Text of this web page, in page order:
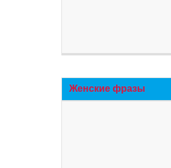
Женские фразы